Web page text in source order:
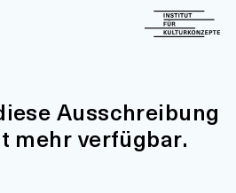
Ausschreibung
mehr verfügbar.